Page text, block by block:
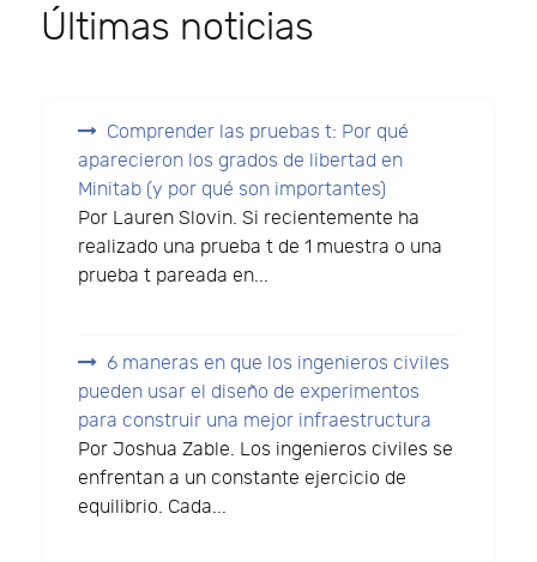
Últimas noticias
Comprender las pruebas t: Por qué
aparecieron los grados de libertad en
Minitab (y por qué son importantes)
Por Lauren Slovin. Si recientemente ha
realizado una prueba t de 1 muestra o una
prueba t pareada en...
6 maneras en que los ingenieros civiles
pueden usar el diseño de experimentos
para construir una mejor infraestructura
Por Joshua Zable. Los ingenieros civiles se
enfrentan a un constante ejercicio de
equilibrio. Cada...